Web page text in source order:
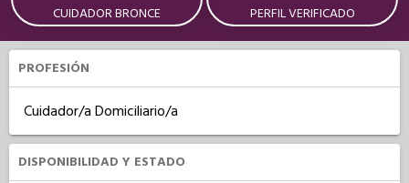
CUIDADOR BRONCE PERFIL VERIFICADO
PROFESIÓN
Cuidador/a Domiciliario/a
DISPONIBILIDAD Y ESTADO